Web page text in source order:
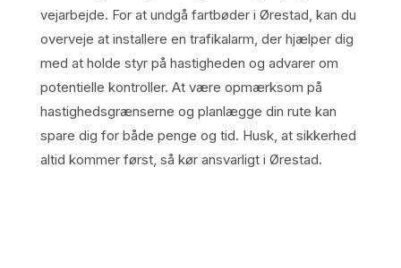
vejarbejde. For at undgå fartbøder i Ørestad, kan du
overveje at installere en trafikalarm, der hjælper dig
med at holde styr på hastigheden og advarer om
potentielle kontroller. At være opmærksom på
hastighedsgrænserne og planlægge din rute kan
spare dig for både penge og tid. Husk, at sikkerhed
altid kommer først, så kør ansvarligt i Ørestad.